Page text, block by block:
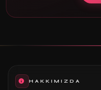
HAKKIMIZDA